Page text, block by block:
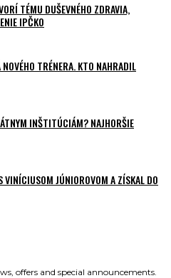
TÉMU DUŠEVNÉHO ZDRAVIA,
IPČKO
TRÉNERA. KTO NAHRADIL
INŠTITÚCIÁM? NAJHORŠIE
JÚNIOROVOM A ZÍSKAL DO
offers and special announcements.